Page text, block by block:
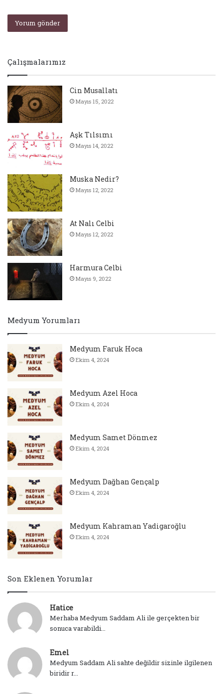
Çalışmalarımız
Cin Musallatı
Mayıs 15, 2022
Aşk Tılsımı
Mayıs 14, 2022
Muska Nedir?
Mayıs 12, 2022
At Nalı Celbi
Mayıs 12, 2022
Harmura Celbi
Mayıs 9, 2022
Medyum Yorumları
Medyum Faruk Hoca
Ekim 4, 2024
Medyum Azel Hoca
Ekim 4, 2024
Medyum Samet Dönmez
Ekim 4, 2024
Medyum Dağhan Gençalp
Ekim 4, 2024
Medyum Kahraman Yadigaroğlu
Ekim 4, 2024
Son Eklenen Yorumlar
Hatice
Merhaba Medyum Saddam Ali ile gerçekten bir
sonuca varabildi...
Emel
Medyum Saddam Ali sahte değildir sizinle ilgilenen
biridir r...